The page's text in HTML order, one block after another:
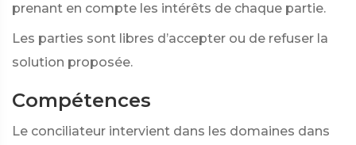
prenant en compte les intérêts de chaque partie.
Les parties sont libres d’accepter ou de refuser la
solution proposée.
Compétences
Le conciliateur intervient dans les domaines dans